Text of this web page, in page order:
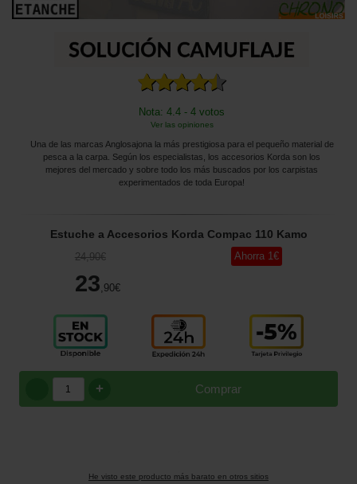
Nota: 4.4 - 4 votos
Ver las opiniones
Una de las marcas Anglosajona la más prestigiosa para el pequeño material de
pesca a la carpa. Según los especialistas, los accesorios Korda son los
mejores del mercado y sobre todo los más buscados por los carpistas
experimentados de toda Europa!
Estuche a Accesorios Korda Compac 110 Kamo
24,90€
23 ,90€
Ahorra 1€
Comprar
+
He visto este producto más barato en otros sitios